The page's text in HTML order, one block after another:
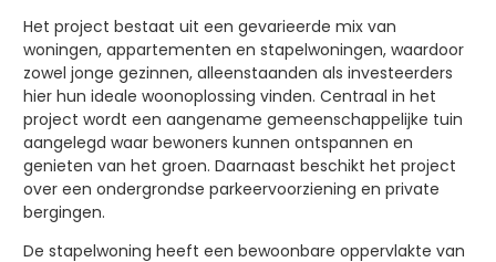
Het project bestaat uit een gevarieerde mix van
woningen, appartementen en stapelwoningen, waardoor
zowel jonge gezinnen, alleenstaanden als investeerders
hier hun ideale woonoplossing vinden. Centraal in het
project wordt een aangename gemeenschappelijke tuin
aangelegd waar bewoners kunnen ontspannen en
genieten van het groen. Daarnaast beschikt het project
over een ondergrondse parkeervoorziening en private
bergingen.
De stapelwoning heeft een bewoonbare oppervlakte van